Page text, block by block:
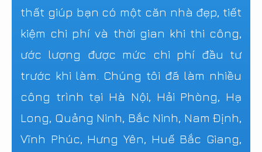
thất giúp bạn có một căn nhà đẹp, tiết
kiệm chi phí và thời gian khi thi công,
ước lượng được mức chi phí đầu tư
trước khi làm. Chúng tôi đã làm nhiều
công trình tại Hà Nội, Hải Phòng, Hạ
Long, Quảng Ninh, Bắc Ninh, Nam Định,
Vĩnh Phúc, Hưng Yên, Huế Bắc Giang,